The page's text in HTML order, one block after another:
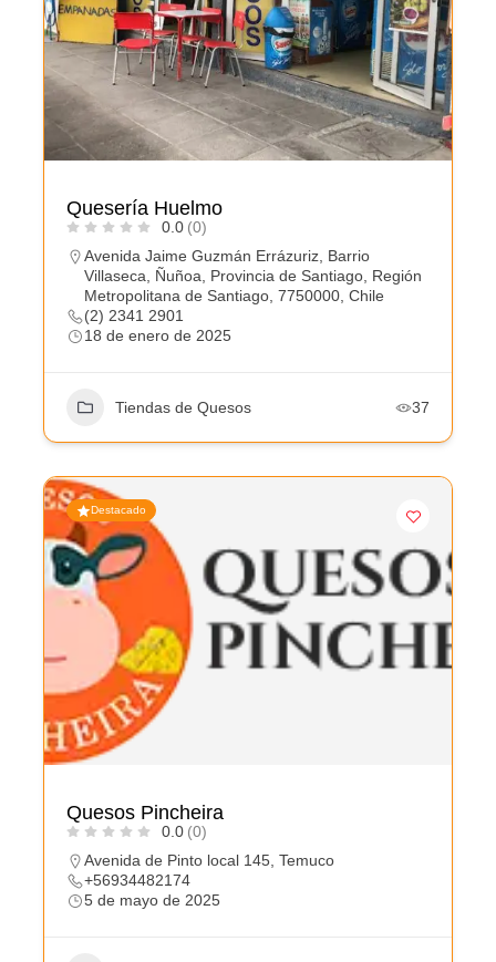
Quesería Huelmo
0.0 (0)
Avenida Jaime Guzmán Errázuriz, Barrio
Villaseca, Ñuñoa, Provincia de Santiago, Región
Metropolitana de Santiago, 7750000, Chile
(2) 2341 2901
18 de enero de 2025
Tiendas de Quesos 37
Destacado
Quesos Pincheira
0.0 (0)
Avenida de Pinto local 145, Temuco
+56934482174
5 de mayo de 2025